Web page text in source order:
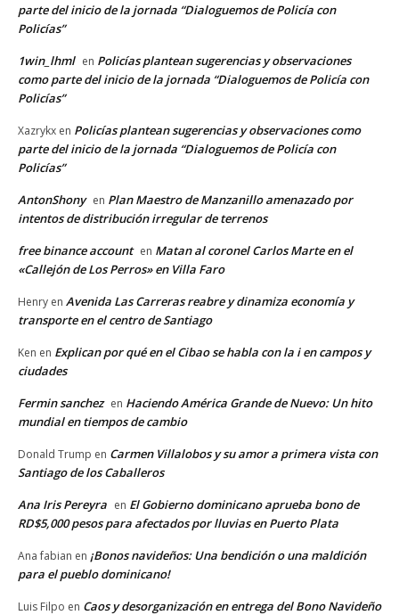
parte del inicio de la jornada “Dialoguemos de Policía con
Policías”
1win_lhml en Policías plantean sugerencias y observaciones
como parte del inicio de la jornada “Dialoguemos de Policía con
Policías”
Xazrykx en Policías plantean sugerencias y observaciones como
parte del inicio de la jornada “Dialoguemos de Policía con
Policías”
AntonShony en Plan Maestro de Manzanillo amenazado por
intentos de distribución irregular de terrenos
free binance account en Matan al coronel Carlos Marte en el
«Callejón de Los Perros» en Villa Faro
Henry en Avenida Las Carreras reabre y dinamiza economía y
transporte en el centro de Santiago
Ken en Explican por qué en el Cibao se habla con la i en campos y
ciudades
Fermin sanchez en Haciendo América Grande de Nuevo: Un hito
mundial en tiempos de cambio
Donald Trump en Carmen Villalobos y su amor a primera vista con
Santiago de los Caballeros
Ana Iris Pereyra en El Gobierno dominicano aprueba bono de
RD$5,000 pesos para afectados por lluvias en Puerto Plata
Ana fabian en ¡Bonos navideños: Una bendición o una maldición
para el pueblo dominicano!
Luis Filpo en Caos y desorganización en entrega del Bono Navideño